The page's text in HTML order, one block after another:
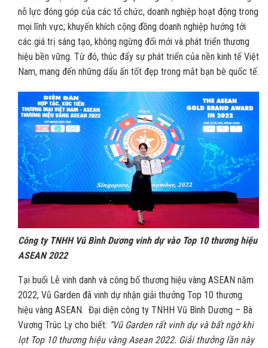
nỗ lực đóng góp của các tổ chức, doanh nghiệp hoạt động trong
mọi lĩnh vực; khuyến khích cộng đồng doanh nghiệp hướng tới
các giá trị sáng tạo, không ngừng đổi mới và phát triển thương
hiệu bền vững. Từ đó, thúc đẩy sự phát triển của nền kinh tế Việt
Nam, mang đến những dấu ấn tốt đẹp trong mắt bạn bè quốc tế.
Công ty TNHH Vũ Bình Dương vinh dự vào Top 10 thương hiệu
ASEAN 2022
Tại buổi Lễ vinh danh và công bố thương hiệu vàng ASEAN năm
2022, Vũ Garden đã vinh dự nhận giải thưởng Top 10 thương
hiệu vàng ASEAN. Đại diện công ty TNHH Vũ Bình Dương – Bà
Vương Trúc Ly cho biết: “Vũ Garden rất vinh dự và bất ngờ khi
lọt Top 10 thương hiệu vàng Asean 2022. Giải thưởng lần này